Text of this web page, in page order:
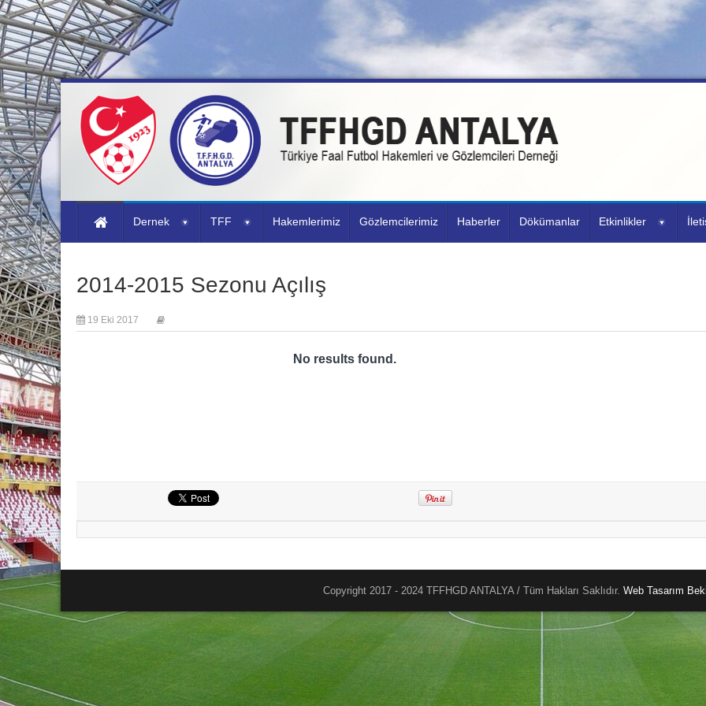
Dernek TFF Hakemlerimiz Gözlemcilerimiz Haberler Dökümanlar Etkinlikler
2014-2015 Sezonu Açılış
19 Eki 2017
No results found.
Copyright 2017 - 2024 TFFHGD ANTALYA / Tüm Hakları Saklıdır. Web Tasarım